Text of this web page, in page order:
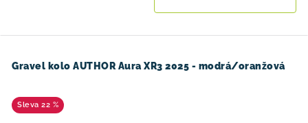
Gravel kolo AUTHOR Aura XR3 2025 - modrá/oranžová
22 %